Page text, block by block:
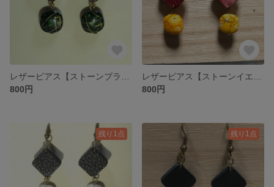
800円
800円
残り1点 残り1点